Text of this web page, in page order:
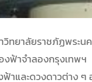
ทยาลัยราชภัฏพระ
งฟ้าจำลองกรุงเทพฯ
าและดวงดาวต่าง ๆ